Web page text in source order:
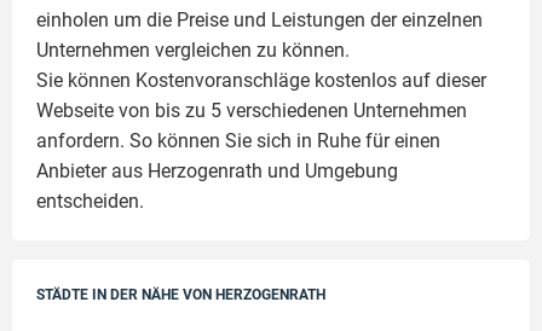
einholen um die Preise und Leistungen der einzelnen
Unternehmen vergleichen zu können.
Sie können Kostenvoranschläge kostenlos auf dieser
Webseite von bis zu 5 verschiedenen Unternehmen
anfordern. So können Sie sich in Ruhe für einen
Anbieter aus Herzogenrath und Umgebung
entscheiden.
STÄDTE IN DER NÄHE VON HERZOGENRATH